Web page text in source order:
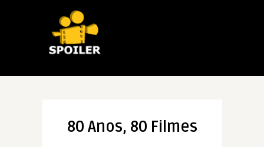
80 Anos, 80 Filmes